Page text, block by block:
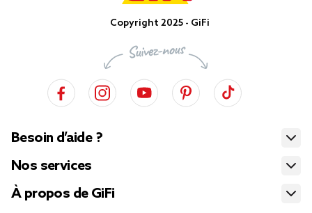
Copyright 2025 - GiFi
Besoin d’aide ?
Nos services
À propos de GiFi